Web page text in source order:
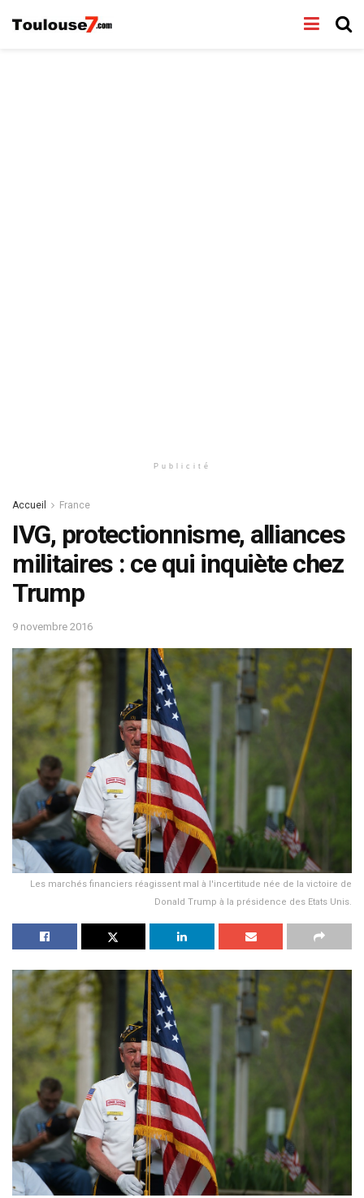
Publicité
Accueil France
IVG, protectionnisme, alliances
militaires : ce qui inquiète chez
Trump
9 novembre 2016
Les marchés financiers réagissent mal à l'incertitude née de la victoire de
Donald Trump à la présidence des Etats Unis.